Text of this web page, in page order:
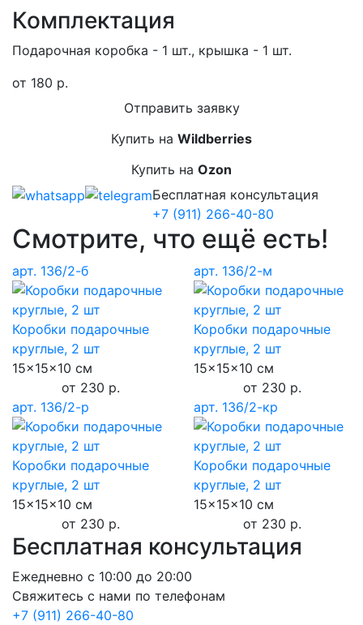
Комплектация
Подарочная коробка - 1 шт., крышка - 1 шт.
от 180 р.
Отправить заявку
Купить на Wildberries
Купить на Ozon
Бесплатная консультация
+7 (911) 266-40-80
Смотрите, что ещё есть!
арт. 136/2-б
Коробки подарочные
круглые, 2 шт
15x15x10 см
от 230 р.
арт. 136/2-м
Коробки подарочные
круглые, 2 шт
15x15x10 см
от 230 р.
арт. 136/2-р
Коробки подарочные
круглые, 2 шт
15x15x10 см
от 230 р.
арт. 136/2-кр
Коробки подарочные
круглые, 2 шт
15x15x10 см
от 230 р.
Бесплатная консультация
Ежедневно с 10:00 до 20:00
Свяжитесь с нами по телефонам
+7 (911) 266-40-80